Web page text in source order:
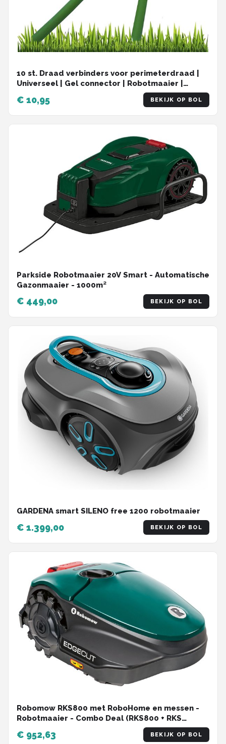
10 st. Draad verbinders voor perimeterdraad |
Universeel | Gel connector | Robotmaaier |
€ 10,95 BEKIJK OP BOL
Parkside Robotmaaier 20V Smart - Automatische
Gazonmaaier - 1000m²
€ 449,00 BEKIJK OP BOL
GARDENA smart SILENO free 1200 robotmaaier
€ 1.399,00 BEKIJK OP BOL
Robomow RKS800 met RoboHome en messen -
Robotmaaier - Combo Deal (RKS800 + RKS
Robohome + messenset) - Maairobot - Wifi -
Randmaaien - App bestuurbaar
€ 952,63 BEKIJK OP BOL